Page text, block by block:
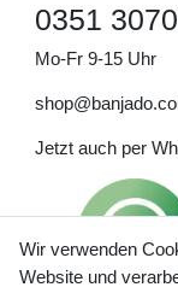
0351
Mo-Fr 9-15 Uhr
Jetzt auch per
Wir verwenden
Website und